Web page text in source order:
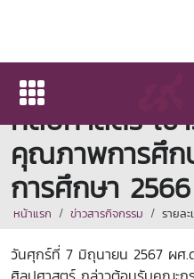
สาขาวิชานวัต
ศิลปศาสตร์ เข้
คุณภาพการศึก
การศึกษา 2566
หน้าแรก ข่าวสารกิจกรรม รายล
วันศุกร์ที่ 7 มิถุนายน 2567 ผ